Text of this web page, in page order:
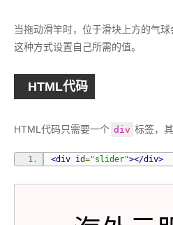
当拖动滑竿时，位于滑块上方的气
这种方式设置自己所需的值。
HTML代码
HTML代码只需要一个 div 标签，其
<div id="slider"></div>